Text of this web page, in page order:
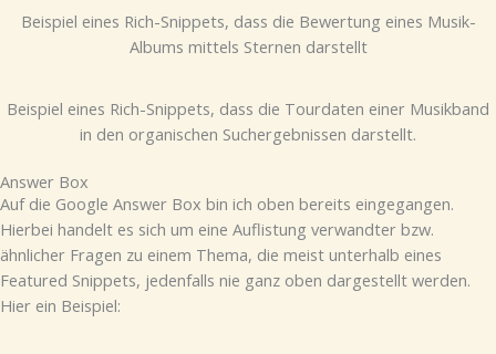
Beispiel eines Rich-Snippets, dass die Bewertung eines Musik-
Albums mittels Sternen darstellt
Beispiel eines Rich-Snippets, dass die Tourdaten einer Musikband
in den organischen Suchergebnissen darstellt.
Answer Box
Auf die Google Answer Box bin ich oben bereits eingegangen.
Hierbei handelt es sich um eine Auflistung verwandter bzw.
ähnlicher Fragen zu einem Thema, die meist unterhalb eines
Featured Snippets, jedenfalls nie ganz oben dargestellt werden.
Hier ein Beispiel: